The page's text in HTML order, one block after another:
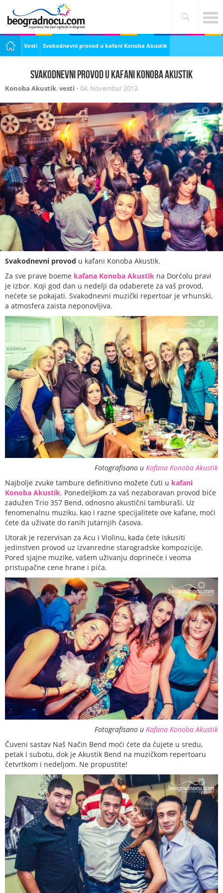
Vesti Svakodnevni provod u kafani Konoba Akustik
Svakodnevni provod u kafani Konoba Akustik
Konoba Akustik, vesti • 04. Novembar 2013.
Svakodnevni provod u kafani Konoba Akustik.
Za sve prave boeme kafana Konoba Akustik na Dorćolu pravi
je izbor. Koji god dan u nedelji da odaberete za vaš provod,
nećete se pokajati. Svakodnevni muzički repertoar je vrhunski,
a atmosfera zaista neponovljiva.
Fotografisano u Kafana Konoba Akustik
Najbolje zvuke tambure definitivno možete čuti u kafani
Konoba Akustik. Ponedeljkom za vaš nezaboravan provod biće
zadužen Trio 357 Bend, odnosno akustični tamburaši. Uz
fenomenalnu muziku, kao i razne specijalitete ove kafane, moći
ćete da uživate do ranih jutarnjih časova.
Utorak je rezervisan za Acu i Violinu, kada ćete iskusiti
jedinstven provod uz izvanredne starogradske kompozicije.
Pored sjajne muzike, vašem uživanju doprineće i veoma
pristupačne cene hrane i pića.
Fotografisano u Kafana Konoba Akustik
Čuveni sastav Naš Način Bend moći ćete da čujete u sredu,
petak i subotu, dok je Akustik Bend na muzičkom repertoaru
četvrtkom i nedeljom. Ne propustite!